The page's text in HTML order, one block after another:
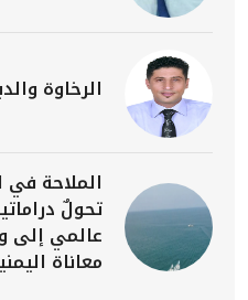
الرخاوة
الملاحة في
تحولٌ
عالمي إلى
معاناة